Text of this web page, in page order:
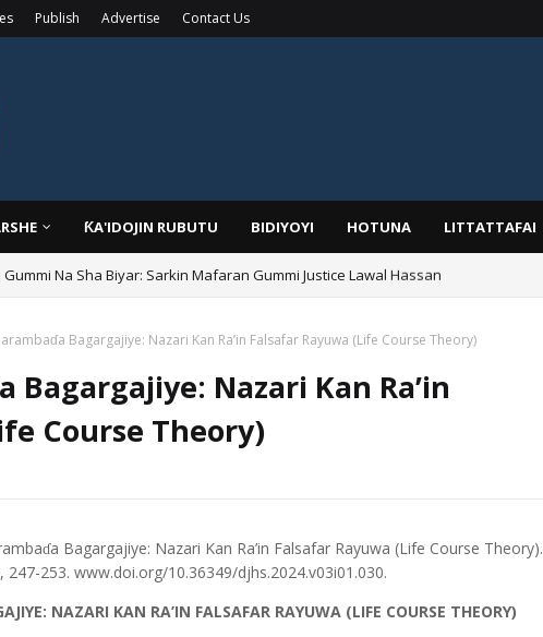
Publish Advertise Contact Us
ƘA'IDOJIN RUBUTU BIDIYOYI HOTUNA LITTATTAFAI
Gummi Na Sha Biyar: Sarkin Mafaran Gummi Justice Lawal Hassan
Sakkwato, Alhaji, Barista Hwanarabul Usman Usman Kure Bungudu
Bagargajiye: Nazari Kan Ra’in Falsafar Rayuwa (Life Course Theory)
Nazari Kan Ra’in
Course Theory)
ɗa Bagargajiye: Nazari Kan Ra’in Falsafar Rayuwa (Life Course Theory).
247-253. www.doi.org/10.36349/djhs.2024.v03i01.030.
NAZARI KAN RA’IN FALSAFAR RAYUWA (LIFE COURSE THEORY)